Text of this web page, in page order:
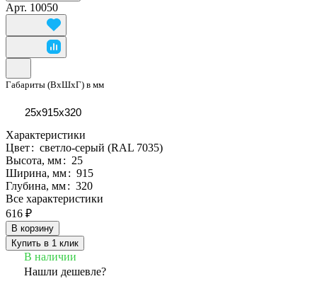
Арт. 10050
Габариты (ВхШхГ) в мм
25х915х320
Характеристики
Цвет: светло-серый (RAL 7035)
Высота, мм: 25
Ширина, мм: 915
Глубина, мм: 320
Все характеристики
616 ₽
В корзину
Купить в 1 клик
В наличии
Нашли дешевле?